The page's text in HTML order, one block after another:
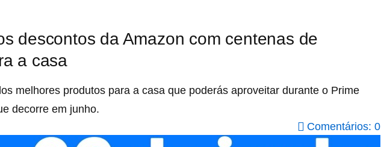
descontos da Amazon com centenas de
a casa
melhores produtos para a casa que poderás aproveitar durante o Prime
decorre em junho.
Comentários: 0